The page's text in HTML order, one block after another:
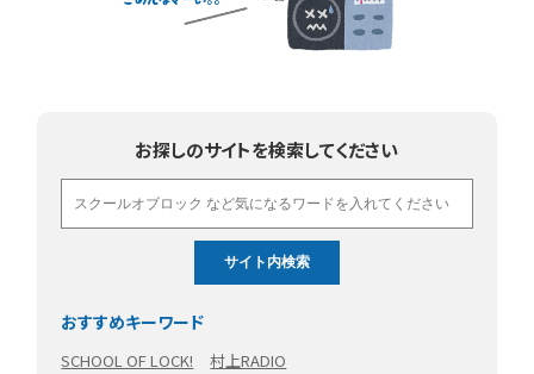
お探しのサイトを検索してください
おすすめキーワード
SCHOOL OF LOCK!
村上RADIO